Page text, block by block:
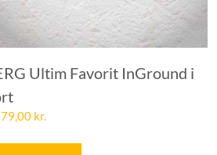
Ultim Favorit InGround i
kr.